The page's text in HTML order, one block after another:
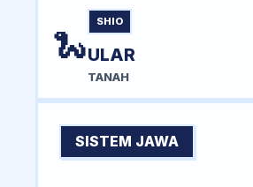
🐍
SHIO
ULAR
TANAH
SISTEM JAWA